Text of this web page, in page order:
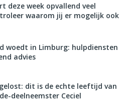
deze week opvallend veel
waarom jij er mogelijk ook
woedt in Limburg: hulpdiensten
advies
dit is de echte leeftijd van
deelneemster Ceciel